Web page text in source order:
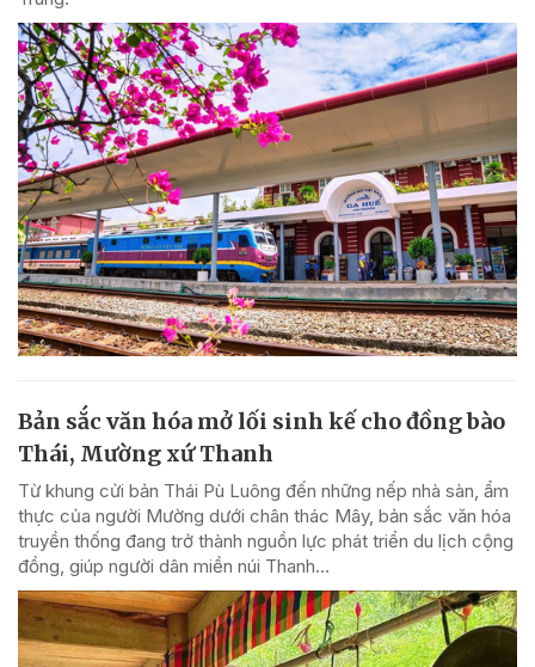
Bản sắc văn hóa mở lối sinh kế cho đồng bào
Thái, Mường xứ Thanh
Từ khung cửi bản Thái Pù Luông đến những nếp nhà sàn, ẩm
thực của người Mường dưới chân thác Mây, bản sắc văn hóa
truyền thống đang trở thành nguồn lực phát triển du lịch cộng
đồng, giúp người dân miền núi Thanh...